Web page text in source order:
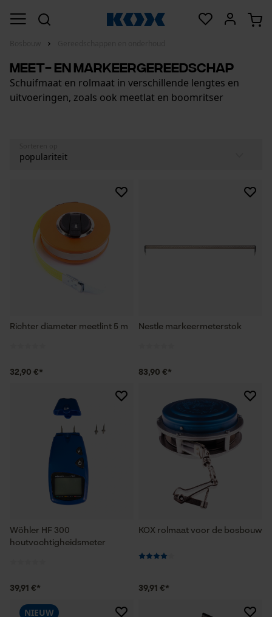
Meet- en markeergereedschap
Schuifmaat en rolmaat in verschillende lengtes en
uitvoeringen, zoals ook meetlat en boomritser
Richter diameter meetlint 5 m
32,90 €*
Nestle markeermeterstok
83,90 €*
Wöhler HF 300
houtvochtigheidsmeter
39,91 €*
KOX rolmaat voor de bosbouw
39,91 €*
NIEUW